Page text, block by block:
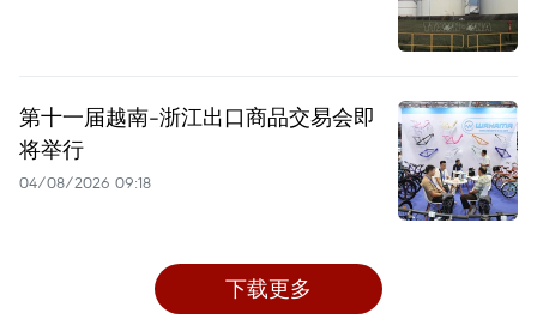
第十一届越南-浙江出口商品交易会即
将举行
04/08/2026 09:18
下载更多